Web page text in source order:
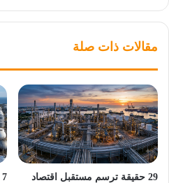
مقالات ذات صلة
29 حقيقة ترسم مستقبل اقتصاد